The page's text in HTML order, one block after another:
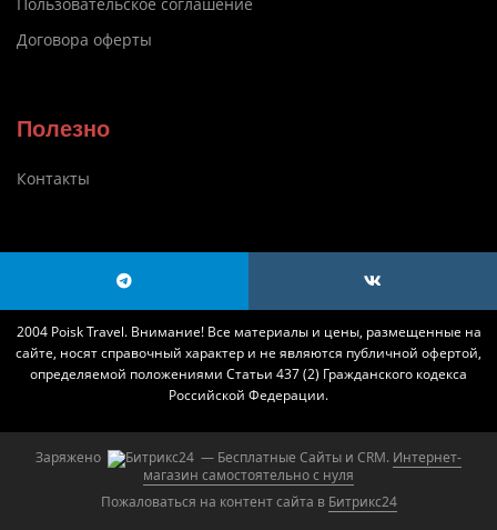
Договора оферты
Полезно
Контакты
2004 Poisk Travel. Внимание! Все материалы и цены, размещенные на
сайте, носят справочный характер и не являются публичной офертой,
определяемой положениями Статьи 437 (2) Гражданского кодекса
Российской Федерации.
Заряжено — Бесплатные Сайты и CRM. Интернет-
магазин самостоятельно с нуля
Пожаловаться на контент cайта в Битрикс24